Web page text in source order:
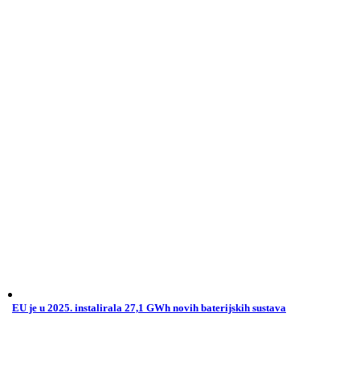
EU je u 2025. instalirala 27,1 GWh novih baterijskih sustava